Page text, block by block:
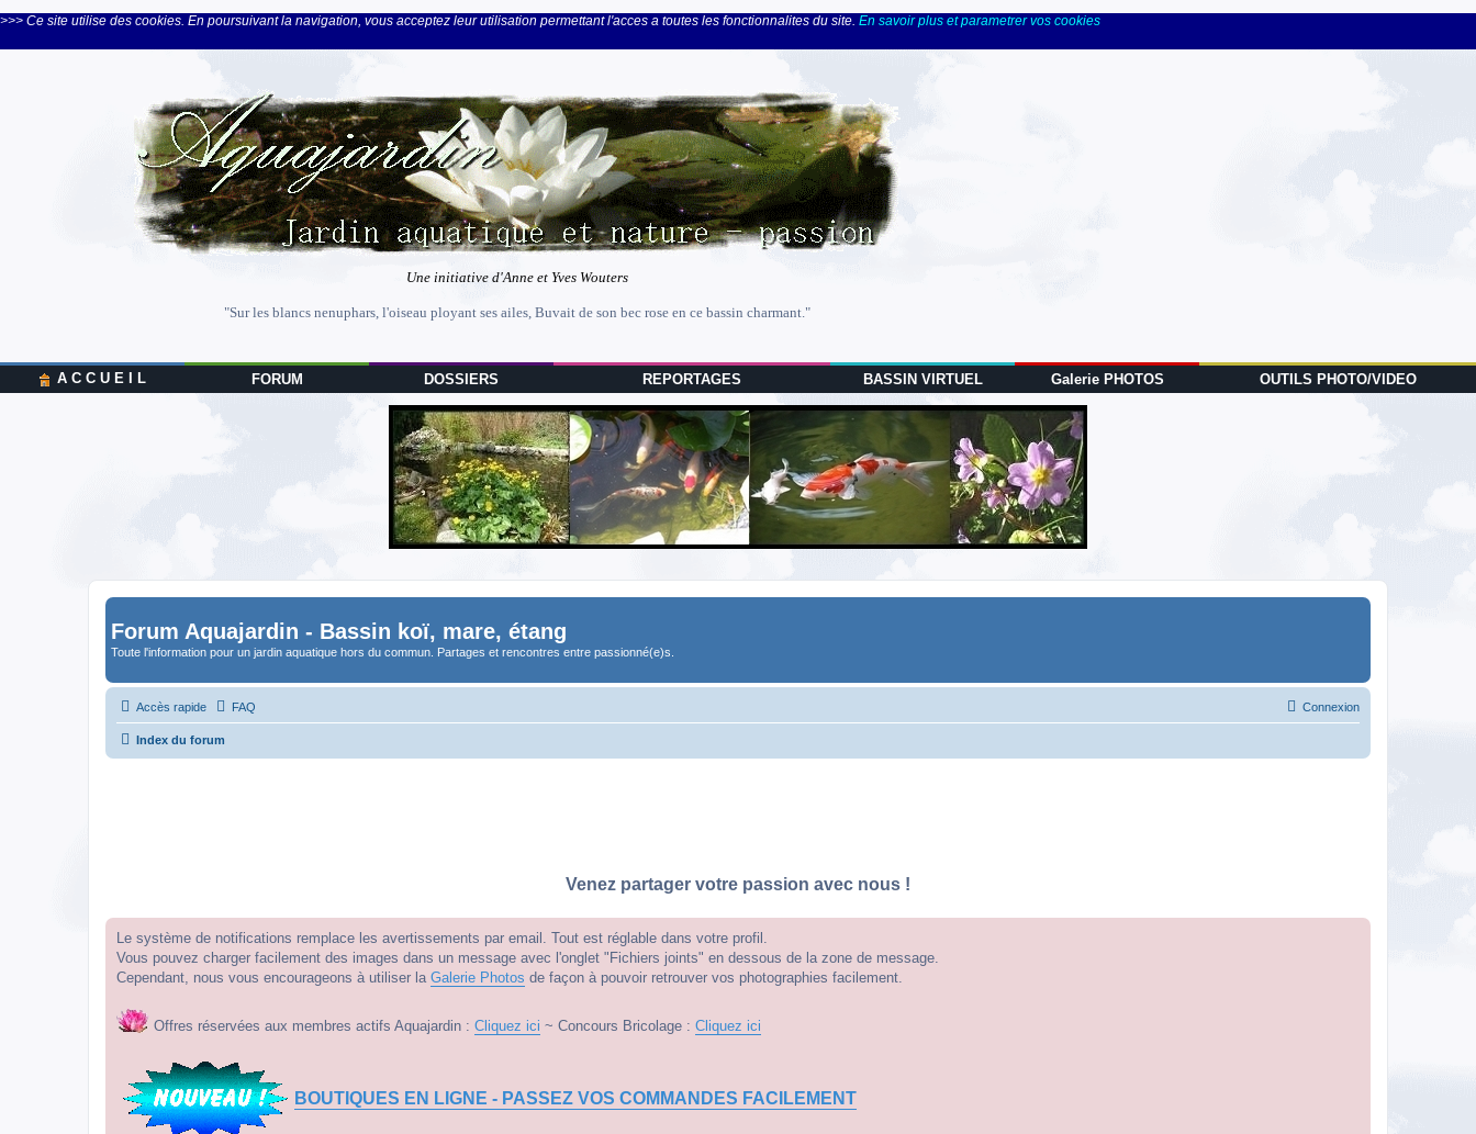
>>> Ce site utilise des cookies. En poursuivant la navigation, vous acceptez leur utilisation permettant l'acces a toutes les fonctionnalites du site. En savoir plus et parametrer vos cookies
Une initiative d'Anne et Yves Wouters
"Sur les blancs nenuphars, l'oiseau ployant ses ailes, Buvait de son bec rose en ce bassin charmant."
A C C U E I L FORUM DOSSIERS REPORTAGES BASSIN VIRTUEL Galerie PHOTOS OUTILS PHOTO/VIDEO
Forum Aquajardin - Bassin koï, mare, étang
Toute l'information pour un jardin aquatique hors du commun. Partages et rencontres entre passionné(e)s.
Accès rapide FAQ Connexion
Index du forum
Venez partager votre passion avec nous !
Le système de notifications remplace les avertissements par email. Tout est réglable dans votre profil.
Vous pouvez charger facilement des images dans un message avec l'onglet "Fichiers joints" en dessous de la zone de message.
Cependant, nous vous encourageons à utiliser la Galerie Photos de façon à pouvoir retrouver vos photographies facilement.
Offres réservées aux membres actifs Aquajardin : Cliquez ici ~ Concours Bricolage : Cliquez ici
BOUTIQUES EN LIGNE - PASSEZ VOS COMMANDES FACILEMENT